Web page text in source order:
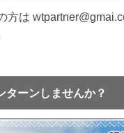
方は
ターンしませんか？